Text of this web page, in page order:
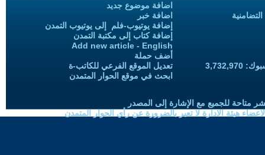
اضافة موضوع جديد
اضافة خبر
إضافة يوتيوب-فلم إلى يوتيوب التمدن
إضافة كتاب إلى مكتبة التمدن
Add new article - English
أضف حملة
تعديل الموقع الفرعي للكاتب-ة
ابحث في موقع الحوار المتمدن
متاحة للجميع مع الإشارة إلى المصدر
هيئة الادارة لا تعبر بالضرورة عن رأي الحوار المتمدن